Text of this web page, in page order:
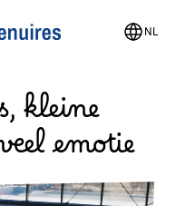
NL
kleine
emotie